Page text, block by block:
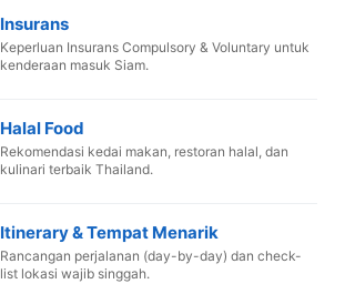
Insurans
Keperluan Insurans Compulsory & Voluntary untuk
kenderaan masuk Siam.
Halal Food
Rekomendasi kedai makan, restoran halal, dan
kulinari terbaik Thailand.
Itinerary & Tempat Menarik
Rancangan perjalanan (day-by-day) dan check-
list lokasi wajib singgah.